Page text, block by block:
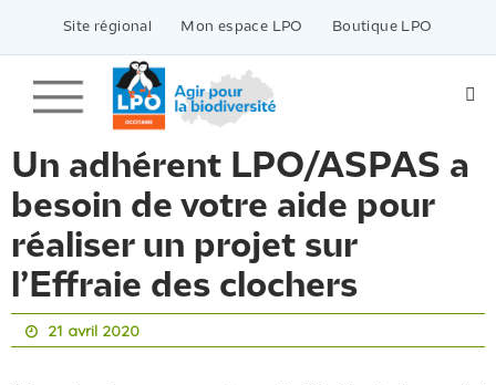
contenu
Site régional Mon espace LPO Boutique LPO
Un adhérent LPO/ASPAS a
besoin de votre aide pour
réaliser un projet sur
l’Effraie des clochers
21 avril 2020